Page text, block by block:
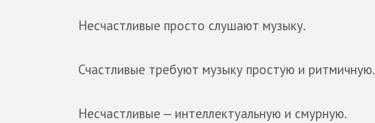
Несчастливые просто слушают музыку.
Счастливые требуют музыку простую и ритмичную.
Несчастливые — интеллектуальную и смурную.